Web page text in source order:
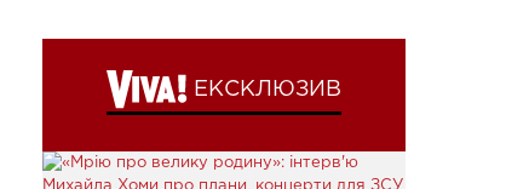
ЕКСКЛЮЗИВ